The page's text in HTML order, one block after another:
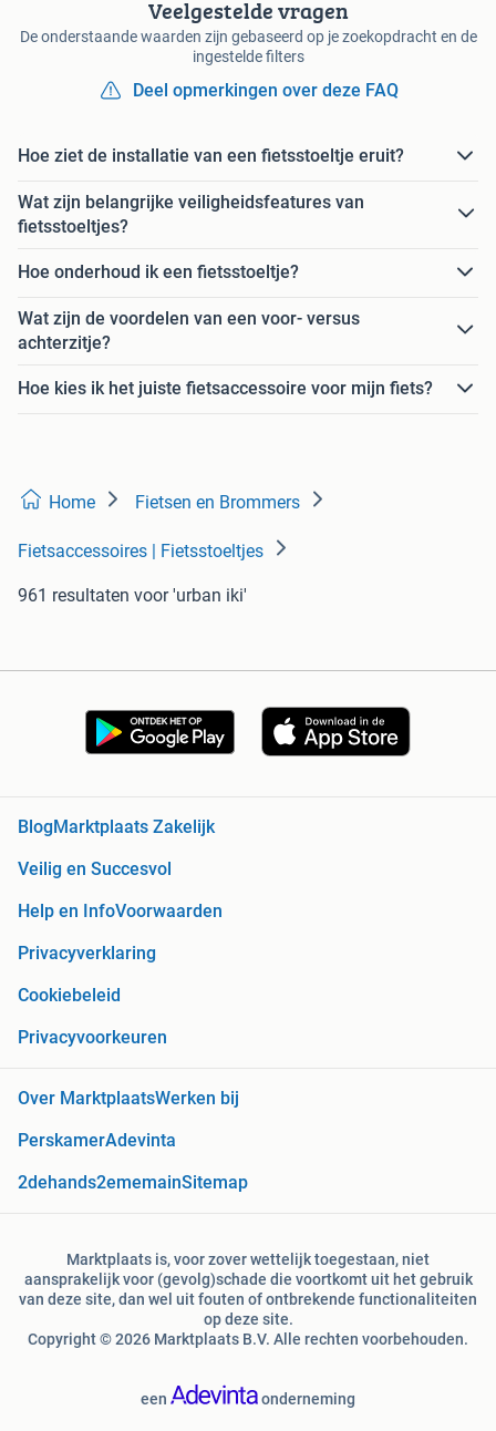
Veelgestelde vragen
De onderstaande waarden zijn gebaseerd op je zoekopdracht en de
ingestelde filters
Deel opmerkingen over deze FAQ
Hoe ziet de installatie van een fietsstoeltje eruit?
Wat zijn belangrijke veiligheidsfeatures van
fietsstoeltjes?
Hoe onderhoud ik een fietsstoeltje?
Wat zijn de voordelen van een voor- versus
achterzitje?
Hoe kies ik het juiste fietsaccessoire voor mijn fiets?
Home Fietsen en Brommers
Fietsaccessoires | Fietsstoeltjes
961 resultaten voor 'urban iki'
BlogMarktplaats Zakelijk
Veilig en Succesvol
Help en InfoVoorwaarden
Privacyverklaring
Cookiebeleid
Privacyvoorkeuren
Over MarktplaatsWerken bij
PerskamerAdevinta
2dehands2ememainSitemap
Marktplaats is, voor zover wettelijk toegestaan, niet
aansprakelijk voor (gevolg)schade die voortkomt uit het gebruik
van deze site, dan wel uit fouten of ontbrekende functionaliteiten
op deze site.
Copyright © 2026 Marktplaats B.V. Alle rechten voorbehouden.
een onderneming